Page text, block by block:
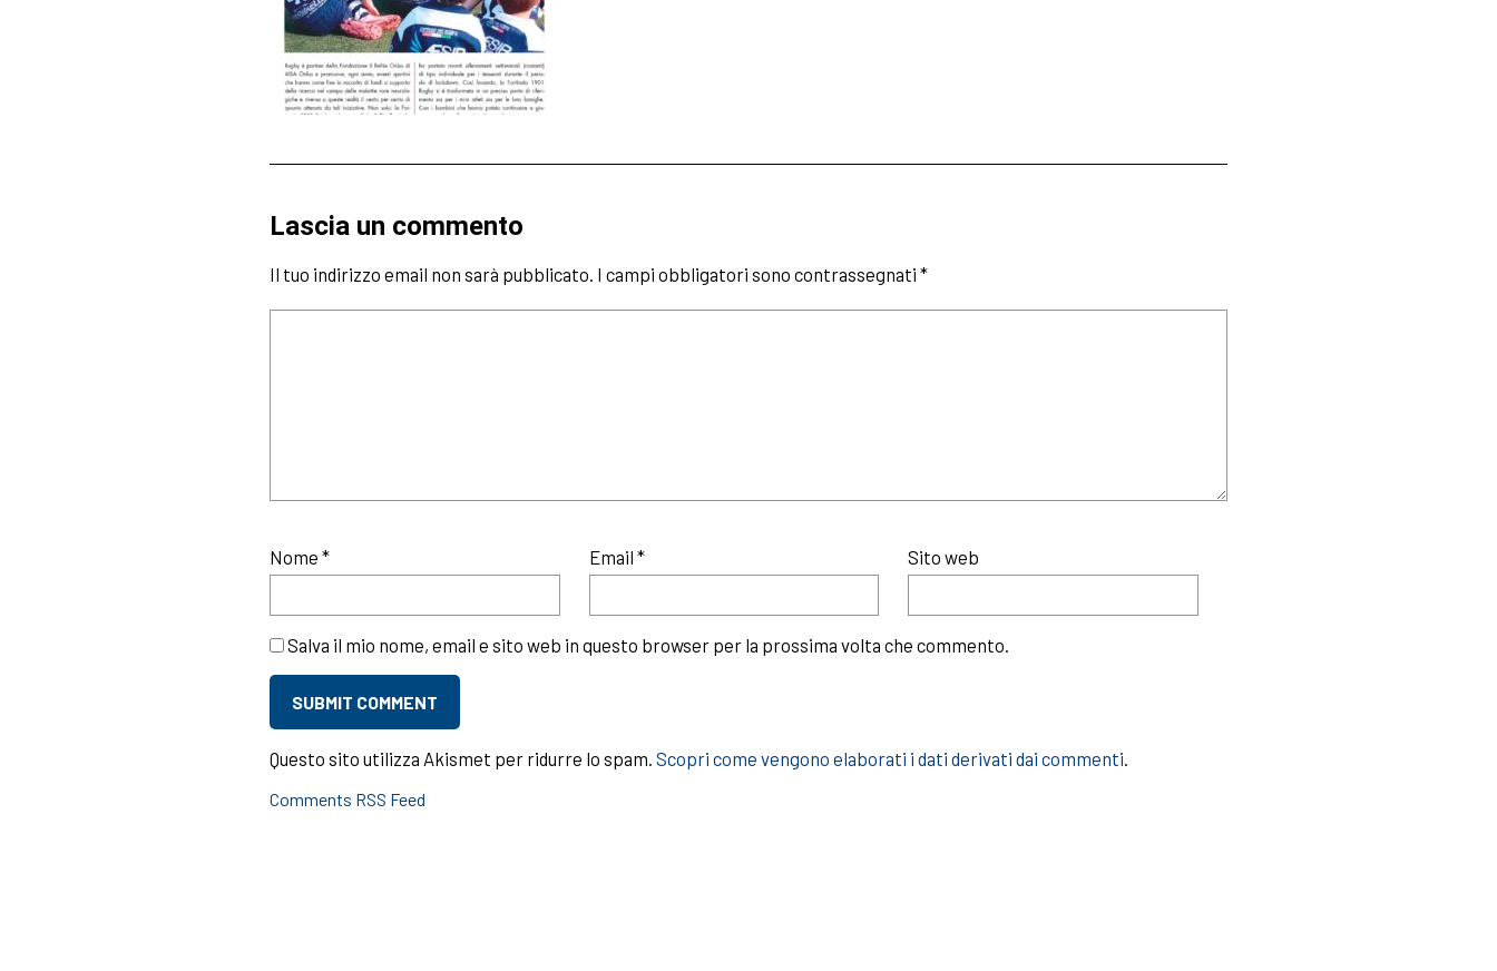
Lascia un commento
Il tuo indirizzo email non sarà pubblicato. I campi obbligatori sono contrassegnati*
Nome* Email * Sito web
Salva il mio nome, email e sito web in questo browser per la prossima volta che commento.
Questo sito utilizza Akismet per ridurre lo spam.Scopri come vengono elaborati i dati derivati dai commenti.
Comments RSS Feed